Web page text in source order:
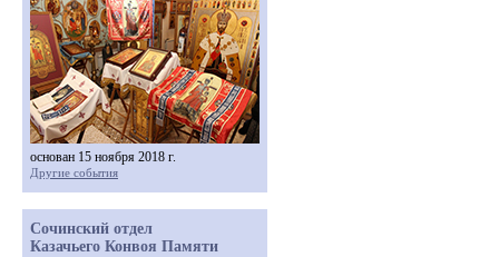
основан 15 ноября 2018 г.
Другие события
Сочинский отдел
Казачьего Конвоя Памяти